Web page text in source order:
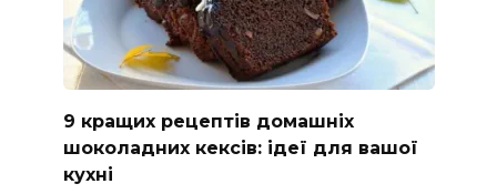
9 кращих рецептів домашніх
шоколадних кексів: ідеї для вашої
кухні